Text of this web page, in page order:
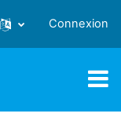
désactiver la saisie
Connexion